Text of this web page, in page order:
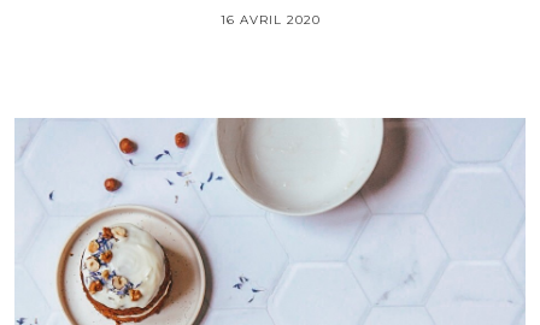
16 AVRIL 2020